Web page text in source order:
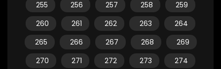
255
256 257 258
259
260
261 262 263
264
265
266 267 268
269
270
271 272 273
274